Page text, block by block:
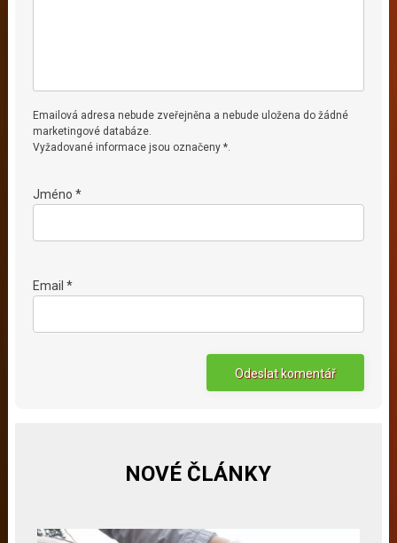
Emailová adresa nebude zveřejněna a nebude uložena do žádné
marketingové databáze.
Vyžadované informace jsou označeny *.
Jméno *
Email *
NOVÉ ČLÁNKY